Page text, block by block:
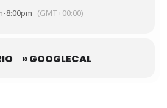
-8:00pm (GMT+00:00)
» GOOGLECAL